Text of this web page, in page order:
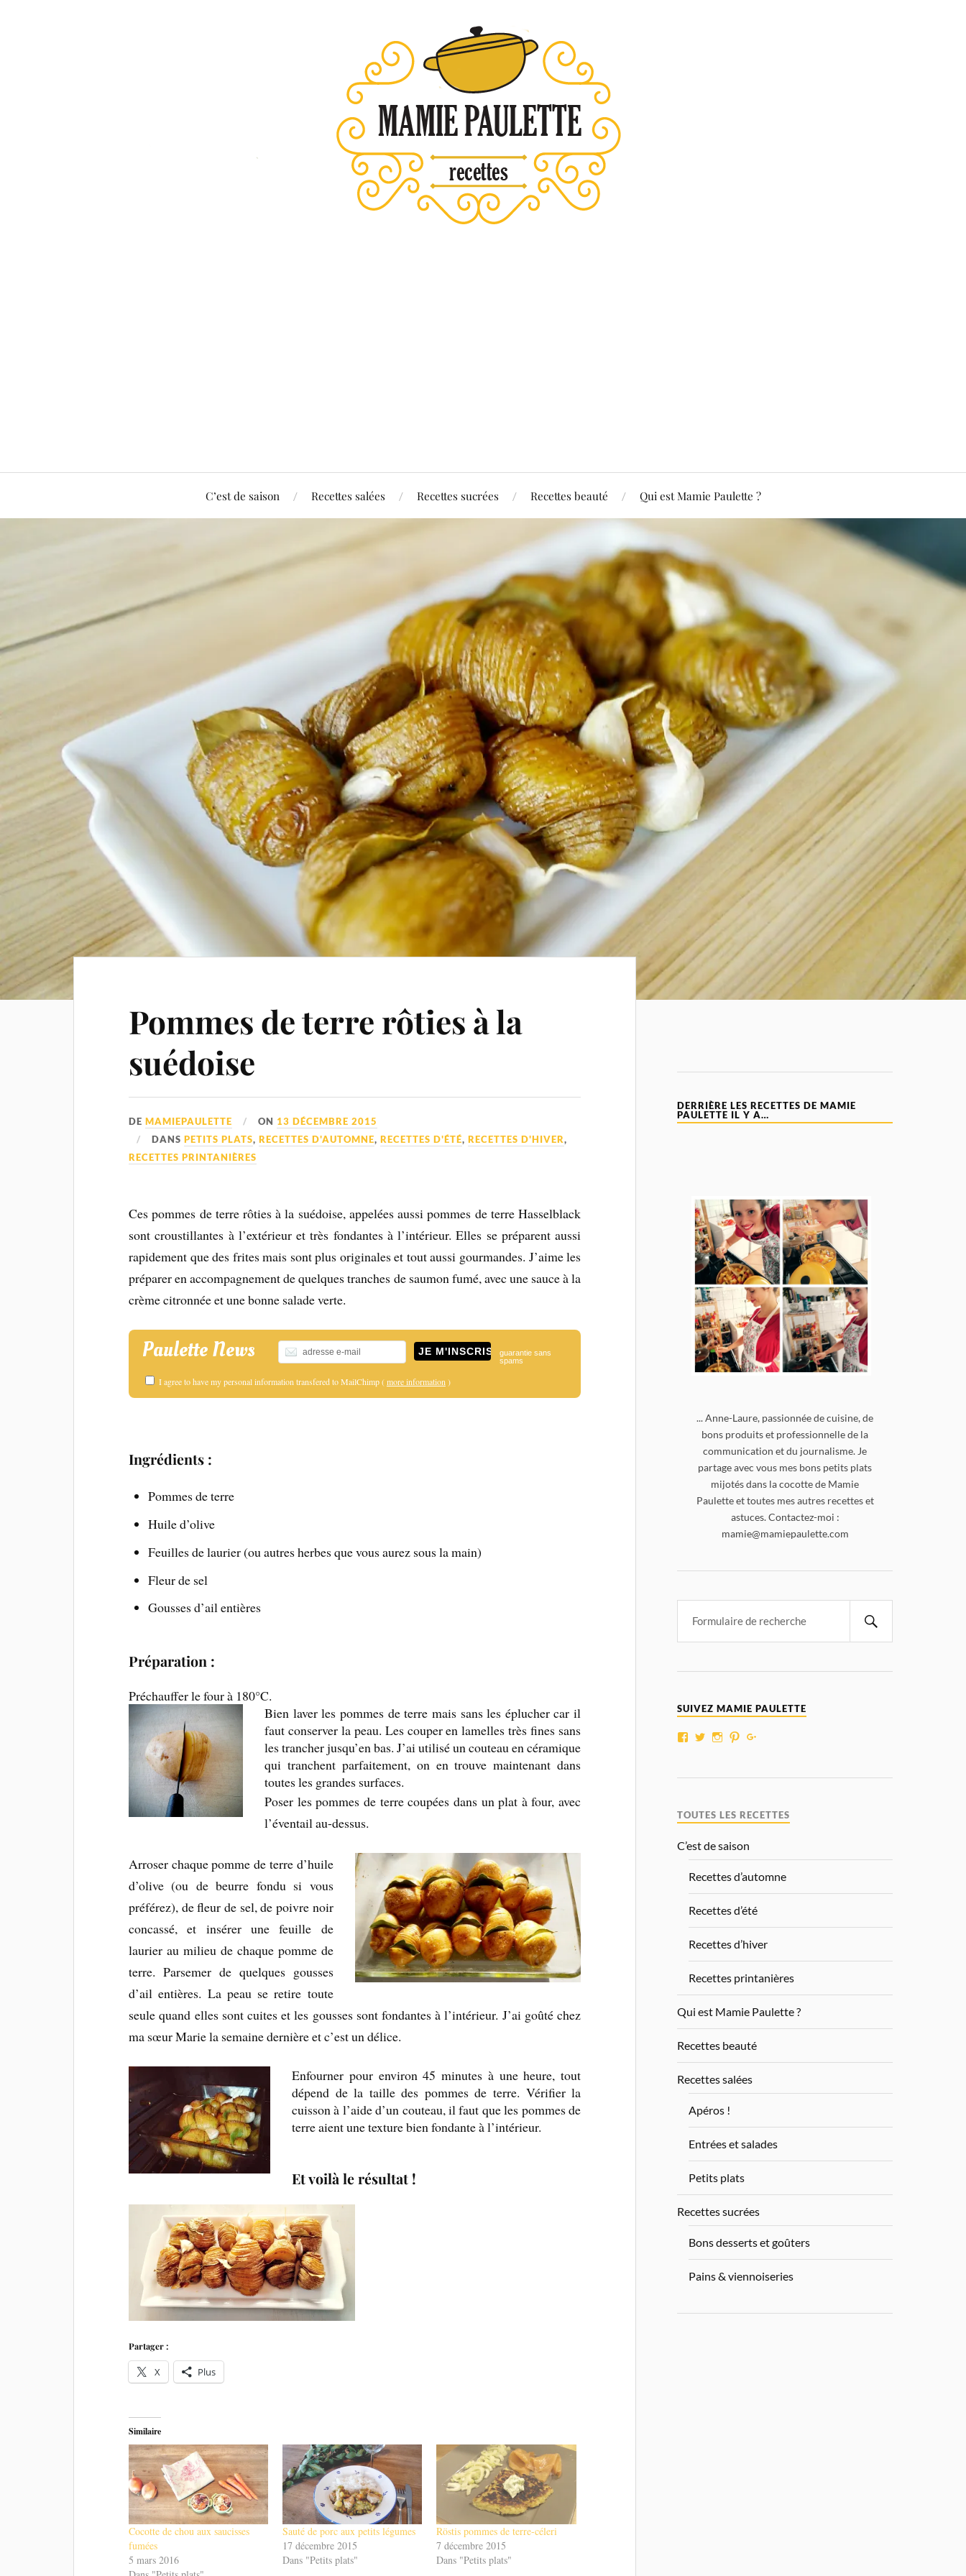
C’est de saison Recettes salées Recettes sucrées Recettes beauté Qui est Mamie Paulette ?
Pommes de terre rôties à la
suédoise
DEMAMIEPAULETTE ON 13 DÉCEMBRE 2015
DANSPETITS PLATS,RECETTES D'AUTOMNE,RECETTES D'ÉTÉ,RECETTES D'HIVER,
RECETTES PRINTANIÈRES
Ces pommes de terre rôties à la suédoise, appelées aussi pommes de terre Hasselblack
sont croustillantes à l’extérieur et très fondantes à l’intérieur. Elles se préparent aussi
rapidement que des frites mais sont plus originales et tout aussi gourmandes. J’aime les
préparer en accompagnement de quelques tranches de saumon fumé, avec une sauce à la
crème citronnée et une bonne salade verte.
Paulette News
guarantie sans
spams
I agree to have my personal information transfered to MailChimp (more information )
Ingrédients :
Pommes de terre
Huile d’olive
Feuilles de laurier (ou autres herbes que vous aurez sous la main)
Fleur de sel
Gousses d’ail entières
Préparation :
Préchauffer le four à 180°C.
Bien laver les pommes de terre mais sans les éplucher car il
faut conserver la peau. Les couper en lamelles très fines sans
les trancher jusqu’en bas. J’ai utilisé un couteau en céramique
qui tranchent parfaitement, on en trouve maintenant dans
toutes les grandes surfaces.
Poser les pommes de terre coupées dans un plat à four, avec
l’éventail au-dessus.
Arroser chaque pomme de terre d’huile
d’olive (ou de beurre fondu si vous
préférez), de fleur de sel, de poivre noir
concassé, et insérer une feuille de
laurier au milieu de chaque pomme de
terre. Parsemer de quelques gousses
d’ail entières. La peau se retire toute
seule quand elles sont cuites et les gousses sont fondantes à l’intérieur. J’ai goûté chez
ma sœur Marie la semaine dernière et c’est un délice.
Enfourner pour environ 45 minutes à une heure, tout
dépend de la taille des pommes de terre. Vérifier la
cuisson à l’aide d’un couteau, il faut que les pommes de
terre aient une texture bien fondante à l’intérieur.
Et voilà le résultat !
Partager :
X Plus
Similaire
Cocotte de chou aux saucisses
fumées
5 mars 2016
Sauté de porc aux petits légumes
17 décembre 2015
Dans "Petits plats"
Röstis pommes de terre-céleri
7 décembre 2015
Dans "Petits plats"
DERRIÈRE LES RECETTES DE MAMIE
PAULETTE IL Y A…
... Anne-Laure, passionnée de cuisine, de
bons produits et professionnelle de la
communication et du journalisme. Je
partage avec vous mes bons petits plats
mijotés dans la cocotte de Mamie
Paulette et toutes mes autres recettes et
astuces. Contactez-moi :
mamie@mamiepaulette.com
SUIVEZ MAMIE PAULETTE
TOUTES LES RECETTES
C’est de saison
Recettes d’automne
Recettes d’été
Recettes d’hiver
Recettes printanières
Qui est Mamie Paulette ?
Recettes beauté
Recettes salées
Apéros !
Entrées et salades
Petits plats
Recettes sucrées
Bons desserts et goûters
Pains & viennoiseries